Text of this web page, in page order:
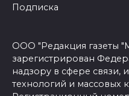
Подписка
ООО "Редакция газеты
зарегистрирован
надзору в сфере
технологий и массовых